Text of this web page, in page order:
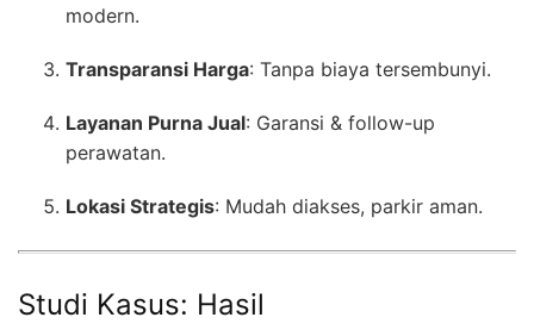
modern.
Transparansi Harga: Tanpa biaya tersembunyi.
Layanan Purna Jual: Garansi & follow-up
perawatan.
Lokasi Strategis: Mudah diakses, parkir aman.
Studi Kasus: Hasil